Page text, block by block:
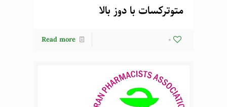
متوترکسات با دوز بالا
0
Read more